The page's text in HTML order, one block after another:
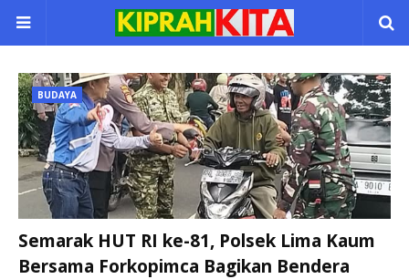
BUDAYA
Semarak HUT RI ke-81, Polsek Lima Kaum
Bersama Forkopimca Bagikan Bendera